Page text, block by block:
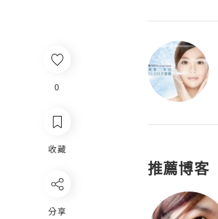
0
收藏
分享
推薦博客